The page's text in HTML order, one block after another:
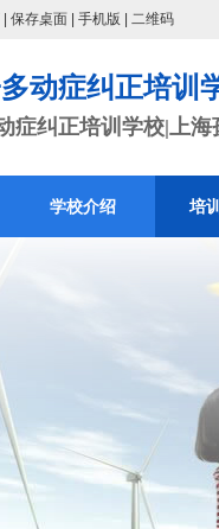
保存桌面 手机版 二维码
动症纠正培训
症纠正培训学校|上
学校介绍 培